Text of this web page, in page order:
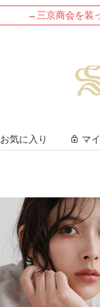
→三京商会を装
お気に入り マ